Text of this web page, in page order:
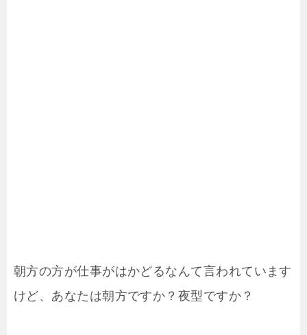
朝方の方が仕事がはかどるなんて言われています
けど、あなたは朝方ですか？夜型ですか？